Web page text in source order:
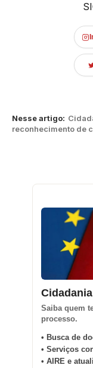
Nesse artigo:
reconhecimento de
Saiba quem
processo.
• Busca de
• Serviços
• AIRE e